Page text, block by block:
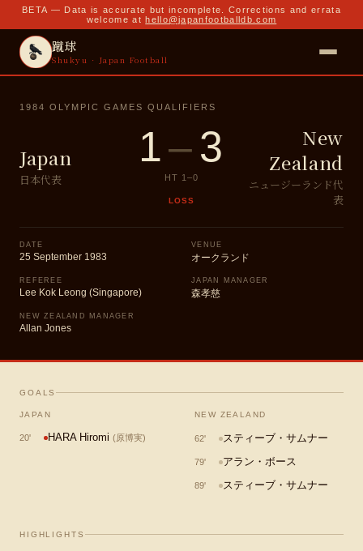
BETA — Data is accurate but incomplete. Corrections and errata
welcome at hello@japanfootballdb.com
蹴球
Shukyu · Japan Football
1984 OLYMPIC GAMES QUALIFIERS
Japan
日本代表
1–3
HT 1 –0
LOSS
New
Zealand
ニュージーランド代
表
DATE
25 September 1983
VENUE
オークランド
REFEREE
Lee Kok Leong (Singapore)
JAPAN MANAGER
森孝慈
NEW ZEALAND MANAGER
Allan Jones
GOALS
JAPAN
20' HARA Hiromi (原博実)
NEW ZEALAND
62' スティーブ・サムナー
79' アラン・ボース
89' スティーブ・サムナー
HIGHLIGHTS